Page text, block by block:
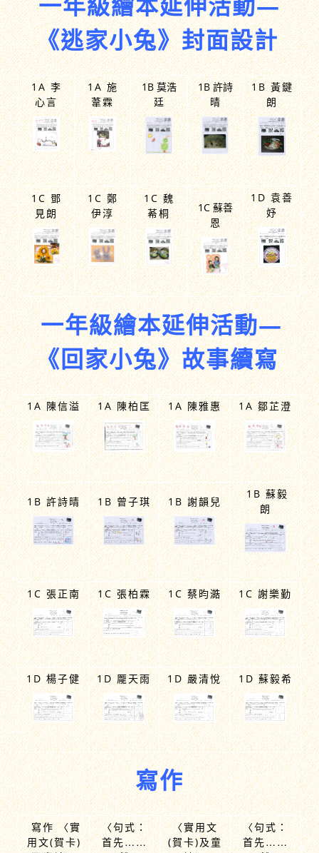
一年級繪本延伸活動—
《逃家小兔》封面設計
1A 李
心言
1A 施
葦霖
1B 莫浩
廷
1B 許詩
晴
1B 黃鍵
朗
1C 鄧
見朗
1C 鄭
伊淳
1C 魏
莃桐
1C 蘇善
恩
1D 袁善
妤
一年級繪本延伸活動—
《回家小兔》故事續寫
1A 陳信溢 1A 陳柏匡 1A 陳雅惠 1A 鄒芷澄
1B 許詩晴 1B 曾子琪 1B 謝韻兒
1B 蘇毅
朗
1C 張正南 1C 張柏霖 1C 蔡昀澔 1C 謝樂勤
1D 楊子健 1D 龎天雨 1D 嚴清悅 1D 蘇毅希
寫作